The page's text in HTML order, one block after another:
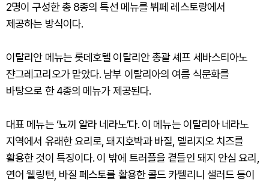
2명이 구성한 총 8종의 특선 메뉴를 뷔페 레스토랑에서
제공하는 방식이다.
이탈리안 메뉴는 롯데호텔 이탈리안 총괄 셰프 세바스티아노
쟌그레고리오가 맡았다. 남부 이탈리아의 여름 식문화를
바탕으로 한 4종의 메뉴가 제공된다.
대표 메뉴는 ‘뇨끼 알라 네라노’다. 이 메뉴는 이탈리아 네라노
지역에서 유래한 요리로, 돼지호박과 바질, 델리지오 치즈를
활용한 것이 특징이다. 이 밖에 트러플을 곁들인 돼지 안심 요리,
연어 웰링턴, 바질 페스토를 활용한 콜드 카펠리니 샐러드 등이